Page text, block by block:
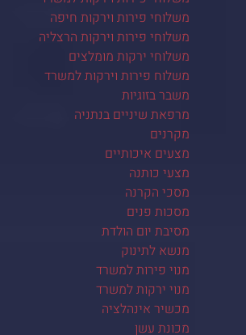
משלוחי פירות וירקות חיפה
משלוחי פירות וירקות הרצליה
משלוחי ירקות מומלצים
משלוח פירות וירקות למשרד
משבר בזוגיות
מרפאת שיניים בנתניה
מקרנים
מצעים איכותיים
מצעי כותנה
מסכי הקרנה
מסכות פנים
מסיבת יום הולדת
מנשא לתינוק
מנוי פירות למשרד
מנוי ירקות למשרד
מכשיר אינהלציה
מכונת עשן